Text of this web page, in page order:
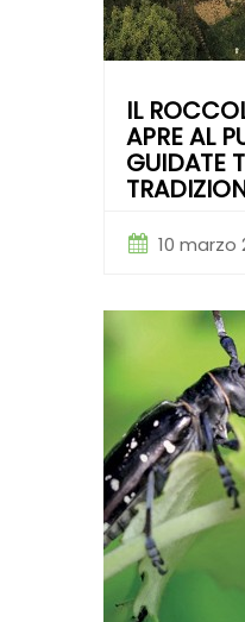
IL
APRE AL
GUIDATE
10 marzo